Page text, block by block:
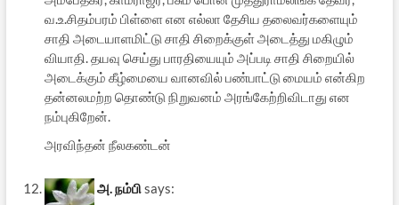
வ.உ.சிதம்பரம் பிள்ளை என எல்லா தேசிய தலைவர்களையும்
சாதி அடையாளமிட்டு சாதி சிறைக்குள் அடைத்து மகிழும்
வியாதி. தயவு செய்து பாரதியையும் அப்படி சாதி சிறையில்
அடைக்கும் கீழ்மையை வானவில் பண்பாட்டு மையம் என்கிற
தன்னலமற்ற தொண்டு நிறுவனம் அரங்கேற்றிவிடாது என
நம்புகிறேன்.
அரவிந்தன் நீலகண்டன்
அ. நம்பிsays: